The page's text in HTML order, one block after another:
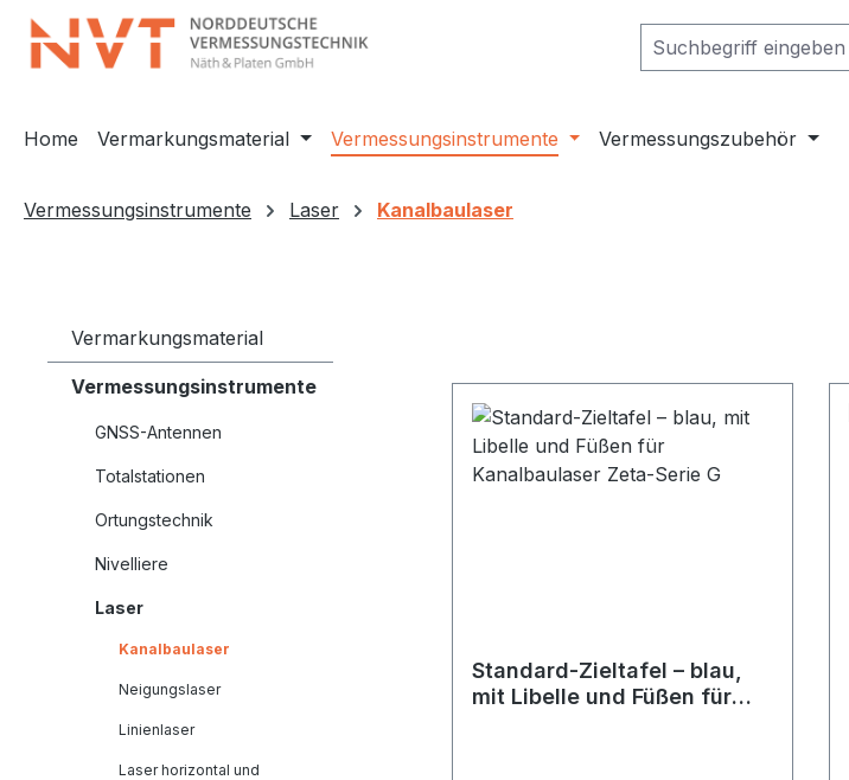
Hauptinhalt springen
Zur Suche springen
Zur Hauptnavigation springen
Home Vermarkungsmaterial Vermessungsinstrumente Vermessungszubehör
Vermessungsinstrumente Laser Kanalbaulaser
Vermarkungsmaterial
Vermessungsinstrumente
GNSS-Antennen
Totalstationen
Ortungstechnik
Nivelliere
Laser
Kanalbaulaser
Neigungslaser
Linienlaser
Laser horizontal und
Standard-Zieltafel – blau,
mit Libelle und Füßen für